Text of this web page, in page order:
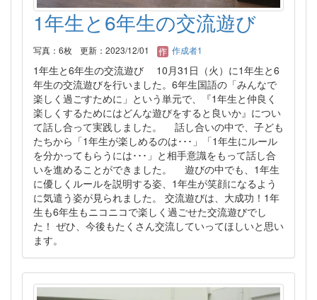
1年生と6年生の交流遊び
写真：6枚 更新：2023/12/01 作成者1
1年生と6年生の交流遊び 10月31日（火）に1年生と6
年生の交流遊びを行いました。6年生国語の「みんなで
楽しく過ごすために」という単元で、『1年生と仲良く
楽しくするためにはどんな遊びをすると良いか』につい
て話し合って実践しました。 話し合いの中で、子ども
たちから「1年生が楽しめるのは･･･」「1年生にルール
を分かってもらうには･･･」と相手意識をもって話し合
いを進めることができました。 遊びの中でも、1年生
に優しくルールを説明する姿、1年生が笑顔になるよう
に気遣う姿が見られました。 交流遊びは、大成功！1年
生も6年生もニコニコで楽しく過ごせた交流遊びでし
た！ ぜひ、今後もたくさん交流していってほしいと思い
ます。